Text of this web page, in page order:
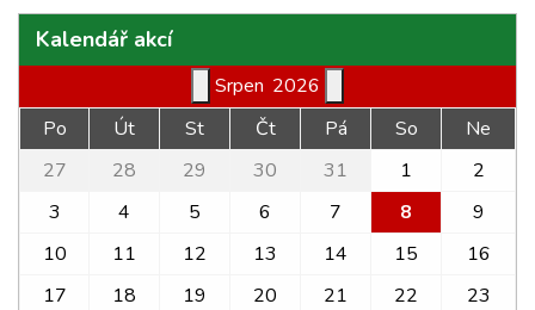
Kalendář akcí
Srpen 2026
Po
Út St Čt Pá So
Ne
27
28 29 30 31 1
2
3
4 5 6 7 8
9
10
11 12 13 14 15
16
17
18 19 20 21 22
23